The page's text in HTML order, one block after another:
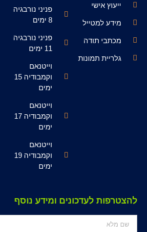
ייעוץ אישי
מידע למטייל
מכתבי תודה
גלריית תמונות
פניני נורבגיה
8 ימים
פניני נורבגיה
11 ימים
וייטנאם
וקמבודיה 15
ימים
וייטנאם
וקמבודיה 17
ימים
וייטנאם
וקמבודיה 19
ימים
להצטרפות לעדכונים ומידע נוסף